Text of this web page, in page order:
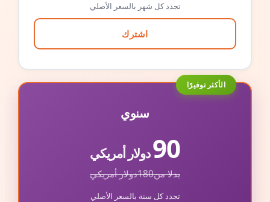
تجدد كل شهر بالسعر الأصلي
اشترك
الأكثر توفيرًا
سنوي
90دولار أمريكي
بدلا من180دولار أمريكي
تجدد كل سنة بالسعر الأصلي